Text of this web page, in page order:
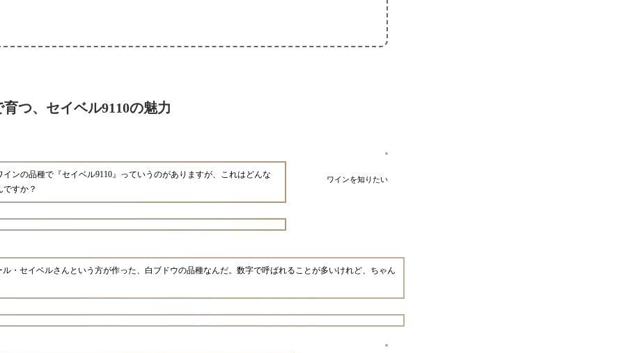
つ、セイベル9110の魅力
ワインを知りたい
インの品種で『セイベル9110』っていうのがありますが、これはどんな
ですか？
・セイベルさんという方が作った、白ブドウの品種なんだ。数字で呼ばれることが多いけれど、ちゃん